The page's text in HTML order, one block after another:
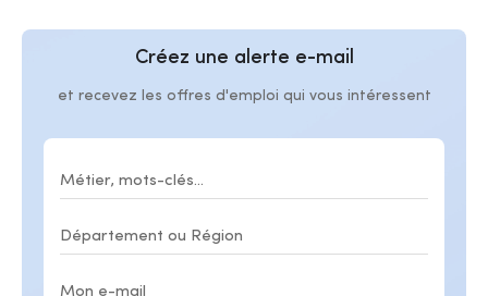
Créez une alerte e-mail
et recevez les offres d'emploi qui vous intéressent